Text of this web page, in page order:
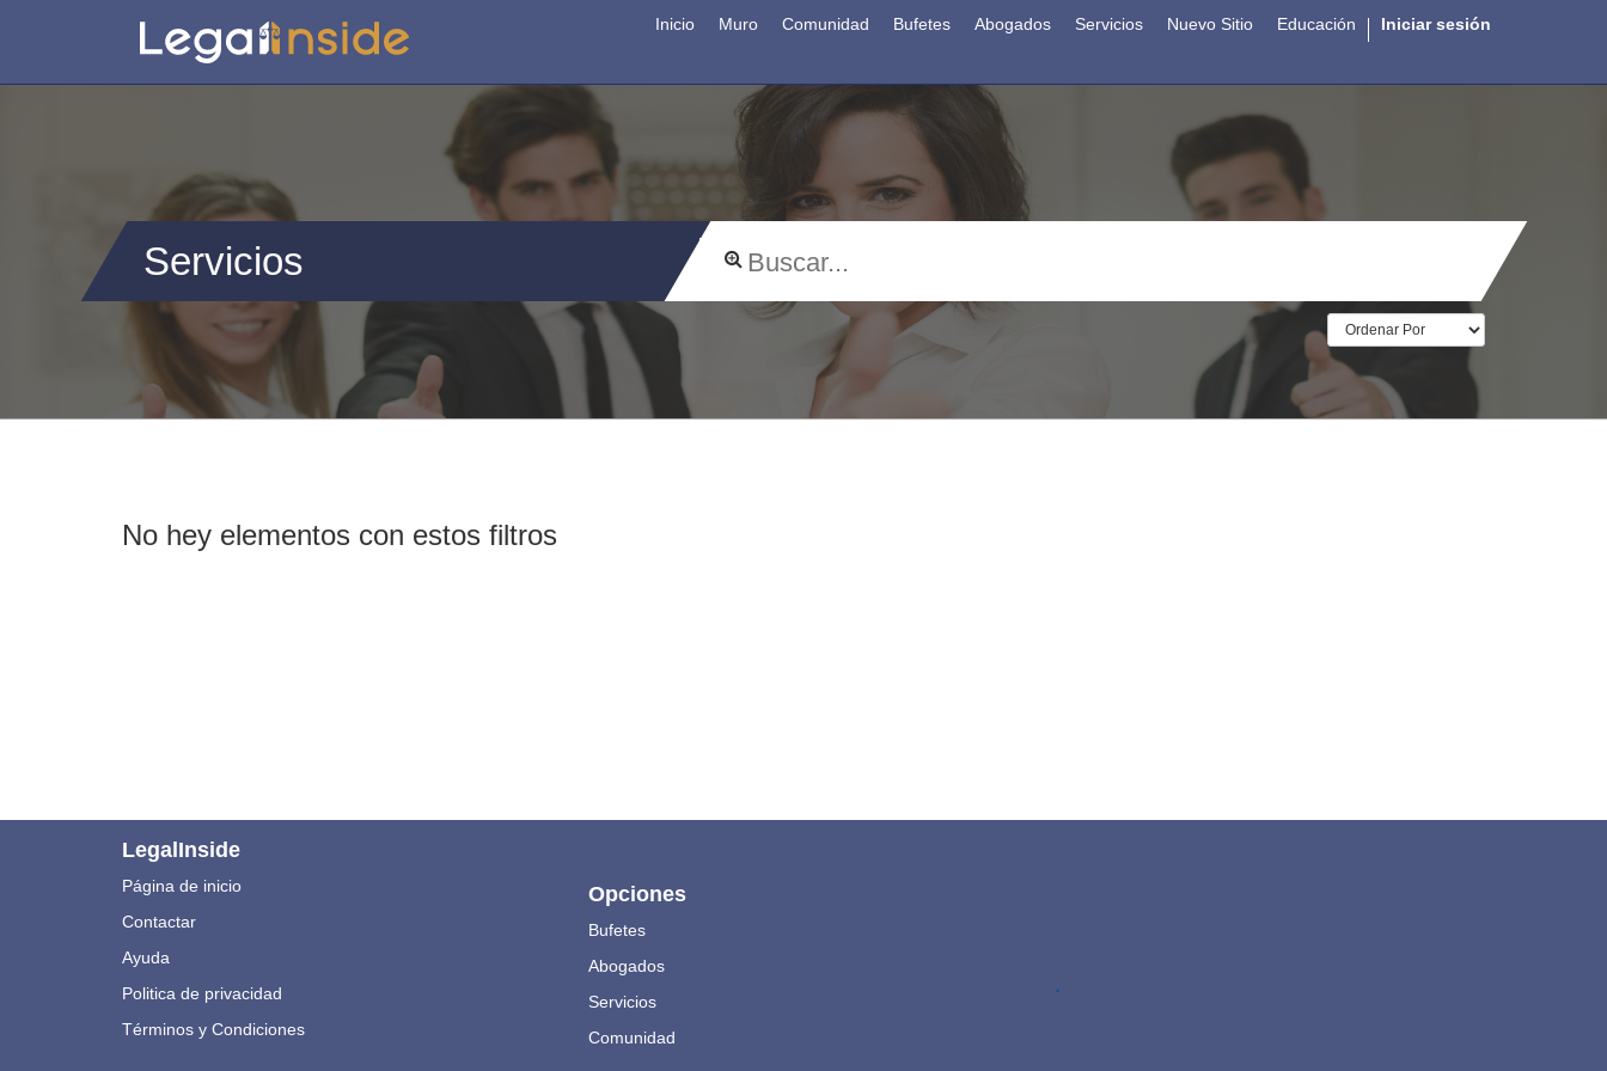
Inicio Muro Comunidad Bufetes Abogados Servicios Nuevo Sitio Educación Iniciar sesión
Servicios
No hey elementos con estos filtros
LegalInside
Página de inicio
Contactar
Ayuda
Politica de privacidad
Términos y Condiciones
Opciones
Bufetes
Abogados
Servicios
Comunidad
.